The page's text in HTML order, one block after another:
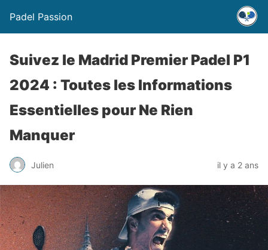
Padel Passion
Suivez le Madrid Premier Padel P1
2024 : Toutes les Informations
Essentielles pour Ne Rien
Manquer
Julien il y a 2 ans